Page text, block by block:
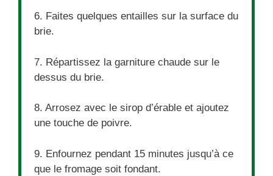
6. Faites quelques entailles sur la surface du
brie.
7. Répartissez la garniture chaude sur le
dessus du brie.
8. Arrosez avec le sirop d’érable et ajoutez
une touche de poivre.
9. Enfournez pendant 15 minutes jusqu’à ce
que le fromage soit fondant.